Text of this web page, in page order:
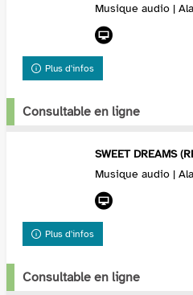
Musique audio |
Plus d'infos
Consultable en ligne
SWEET DREAMS
Musique audio |
Plus d'infos
Consultable en ligne